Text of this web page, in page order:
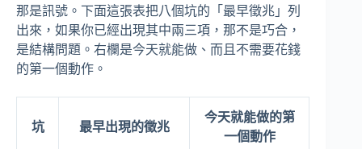
那是訊號。下面這張表把八個坑的「最早徵兆」列
出來，如果你已經出現其中兩三項，那不是巧合，
是結構問題。右欄是今天就能做、而且不需要花錢
的第一個動作。
坑 最早出現的徵兆
今天就能做的第
一個動作